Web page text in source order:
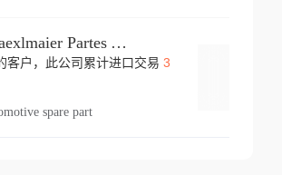
Dpm Draexlmaier Partes Automotrices Corr Ind Huejotzingo
客户，此公司累计进口交易 3
spare part